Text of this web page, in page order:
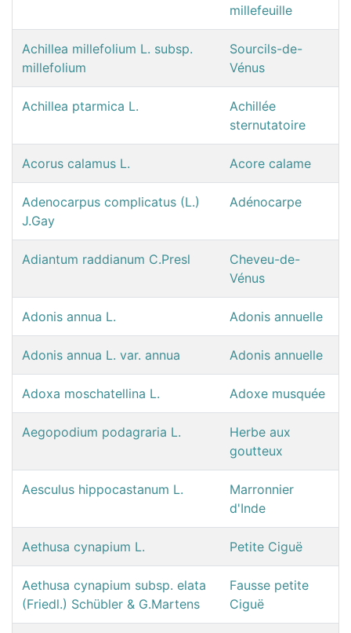
millefeuille
Achillea millefolium L. subsp.
millefolium
Sourcils-de-
Vénus
Achillea ptarmica L.
Achillée
sternutatoire
Acorus calamus L. Acore calame
Adenocarpus complicatus (L.)
J.Gay
Adénocarpe
Adiantum raddianum C.Presl
Cheveu-de-
Vénus
Adonis annua L. Adonis annuelle
Adonis annua L. var. annua Adonis annuelle
Adoxa moschatellina L. Adoxe musquée
Aegopodium podagraria L.
Herbe aux
goutteux
Aesculus hippocastanum L.
Marronnier
d'Inde
Aethusa cynapium L. Petite Ciguë
Aethusa cynapium subsp. elata
(Friedl.) Schübler & G.Martens
Fausse petite
Ciguë